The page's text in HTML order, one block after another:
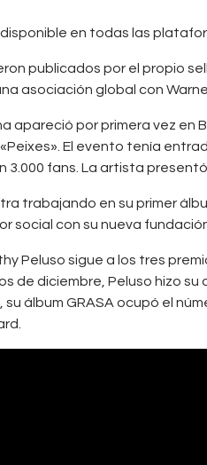
en todas las
publicados por el propio
asociación global con
apareció por primera vez en
El evento tenía
3.000 fans. La artista
trabajando en su primer
social con su nueva
Peluso sigue a los tres
de diciembre, Peluso hizo
álbum GRASA ocupó el